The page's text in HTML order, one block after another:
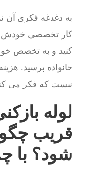
به دغدغه فکری آن
کار تخصصی خودش
کنید و به تخصص خود
خانواده برسید. هزینه
نیست که فکر می
لوله
قریب
شود؟ با